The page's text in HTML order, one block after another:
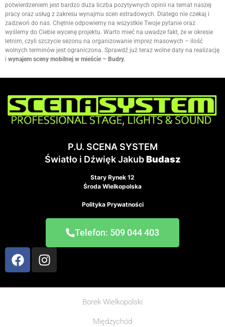
potwierdzeniem jest bardzo duża liczba pozytywnych opinii na temat naszej
pracy oraz usług z zakresu wynajmu scen estradowych. Dlatego nie czekaj i
zadzwoń do nas. Chętnie odpowiemy na wszystkie Twoje pytanie oraz
wyślemy do Ciebie wycenę projektu. Warto mieć na uwadze fakt, że w okresie
letnim, czyli szczycie sezonu na organizowanie imprez masowych – ilość
wolnych terminów jest ograniczona. Sprawdź już teraz wolne daty na realizację
i wynajem sceny mobilnej w mieście – Budry.
P.U. SCENA SYSTEM
Światło i Dźwięk JakubBudasz
Stary Rynek 12
Środa Wielkopolska
Polityka Prywatności
Telefon: 509 044 403
Borek Wielkopolski
Międzychód